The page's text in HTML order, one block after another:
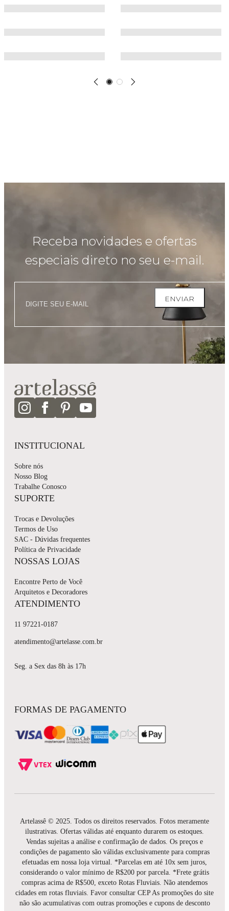
Receba novidades e ofertas
especiais direto no seu e-mail.
ENVIAR
INSTITUCIONAL
Sobre nós
Nosso Blog
Trabalhe Conosco
SUPORTE
Trocas e Devoluções
Termos de Uso
SAC - Dúvidas frequentes
Política de Privacidade
NOSSAS LOJAS
Encontre Perto de Você
Arquitetos e Decoradores
ATENDIMENTO
11 97221-0187
atendimento@artelasse.com.br
Seg. a Sex das 8h às 17h
FORMAS DE PAGAMENTO
Artelassê © 2025. Todos os direitos reservados. Fotos meramente
ilustrativas. Ofertas válidas até enquanto durarem os estoques.
Vendas sujeitas a análise e confirmação de dados. Os preços e
condições de pagamento são válidas exclusivamente para compras
efetuadas em nossa loja virtual. *Parcelas em até 10x sem juros,
considerando o valor mínimo de R$200 por parcela. *Frete grátis
compras acima de R$500, exceto Rotas Fluviais. Não atendemos
cidades em rotas fluviais. Favor consultar CEP As promoções do site
não são acumulativas com outras promoções e cupons de desconto